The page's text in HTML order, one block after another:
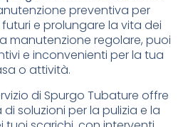
preventiva per
e prolungare la vita dei
manutenzione regolare, puoi
e inconvenienti per la tua
o attività.
di Spurgo Tubature offre
soluzioni per la pulizia e la